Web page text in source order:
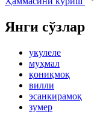
Янги сўзлар
укулеле
муҳмал
қониқмоқ
вилли
эсанкирамоқ
зумер